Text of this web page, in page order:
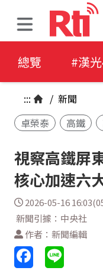
總覽 #漢
::: / 新聞
卓榮泰
高鐵
視察高鐵屏
核心加速六
2026-05-16
新聞引據：中央社
作者：新聞編輯